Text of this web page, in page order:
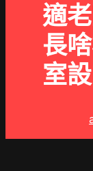
適
長
室